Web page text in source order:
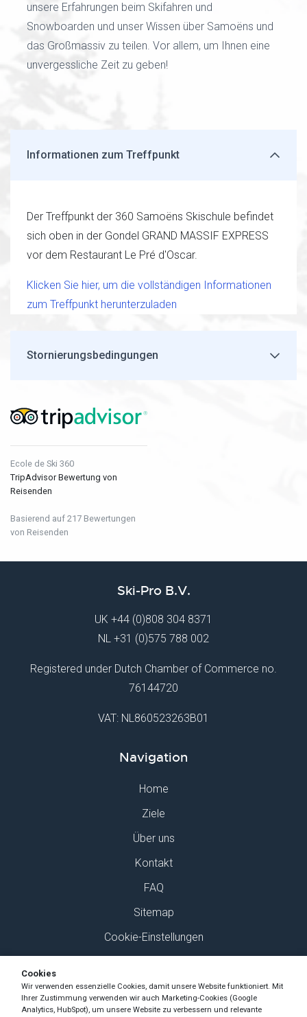
unsere Erfahrungen beim Skifahren und
Snowboarden und unser Wissen über Samoëns und
das Großmassiv zu teilen. Vor allem, um Ihnen eine
unvergessliche Zeit zu geben!
Informationen zum Treffpunkt
Der Treffpunkt der 360 Samoëns Skischule befindet
sich oben in der Gondel GRAND MASSIF EXPRESS
vor dem Restaurant Le Pré d'Oscar.
Klicken Sie hier, um die vollständigen Informationen
zum Treffpunkt herunterzuladen
Stornierungsbedingungen
Ecole de Ski 360
TripAdvisor Bewertung von
Reisenden
Basierend auf 217 Bewertungen
von Reisenden
Ski-Pro B.V.
UK +44 (0)808 304 8371
NL +31 (0)575 788 002
Registered under Dutch Chamber of Commerce no.
76144720
VAT: NL860523263B01
Navigation
Home
Ziele
Über uns
Kontakt
FAQ
Sitemap
Cookie-Einstellungen
Finden Sie uns auf Social Media
Cookies
Wir verwenden essenzielle Cookies, damit unsere Website funktioniert. Mit
Ihrer Zustimmung verwenden wir auch Marketing-Cookies (Google
Analytics, HubSpot), um unsere Website zu verbessern und relevante